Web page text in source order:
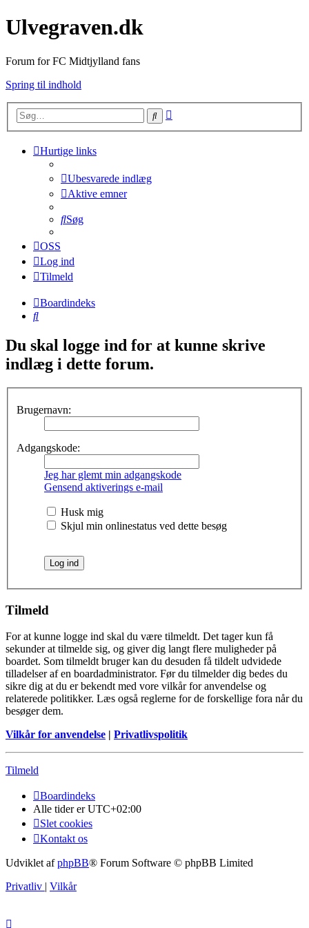
Ulvegraven.dk
Forum for FC Midtjylland fans
Spring til indhold
Søg
Hurtige links
Ubesvarede indlæg
Aktive emner
Søg
OSS
Log ind
Tilmeld
Boardindeks
Søg
Du skal logge ind for at kunne skrive
indlæg i dette forum.
Brugernavn:
Adgangskode:
Jeg har glemt min adgangskode
Gensend aktiverings e-mail
Husk mig
Skjul min onlinestatus ved dette besøg
Tilmeld
For at kunne logge ind skal du være tilmeldt. Det tager kun få
sekunder at tilmelde sig, og giver dig langt flere muligheder på
boardet. Som tilmeldt bruger kan du desuden få tildelt udvidede
tilladelser af en boardadministrator. Før du tilmelder dig bedes du
sikre dig at du er bekendt med vore vilkår for anvendelse og
relaterede politikker. Læs også reglerne for de forskellige fora når du
besøger dem.
Vilkår for anvendelse | Privatlivspolitik
Tilmeld
Boardindeks
Alle tider erUTC+02:00
Slet cookies
Kontakt os
Udviklet afphpBB® Forum Software © phpBB Limited
Privatliv | Vilkår